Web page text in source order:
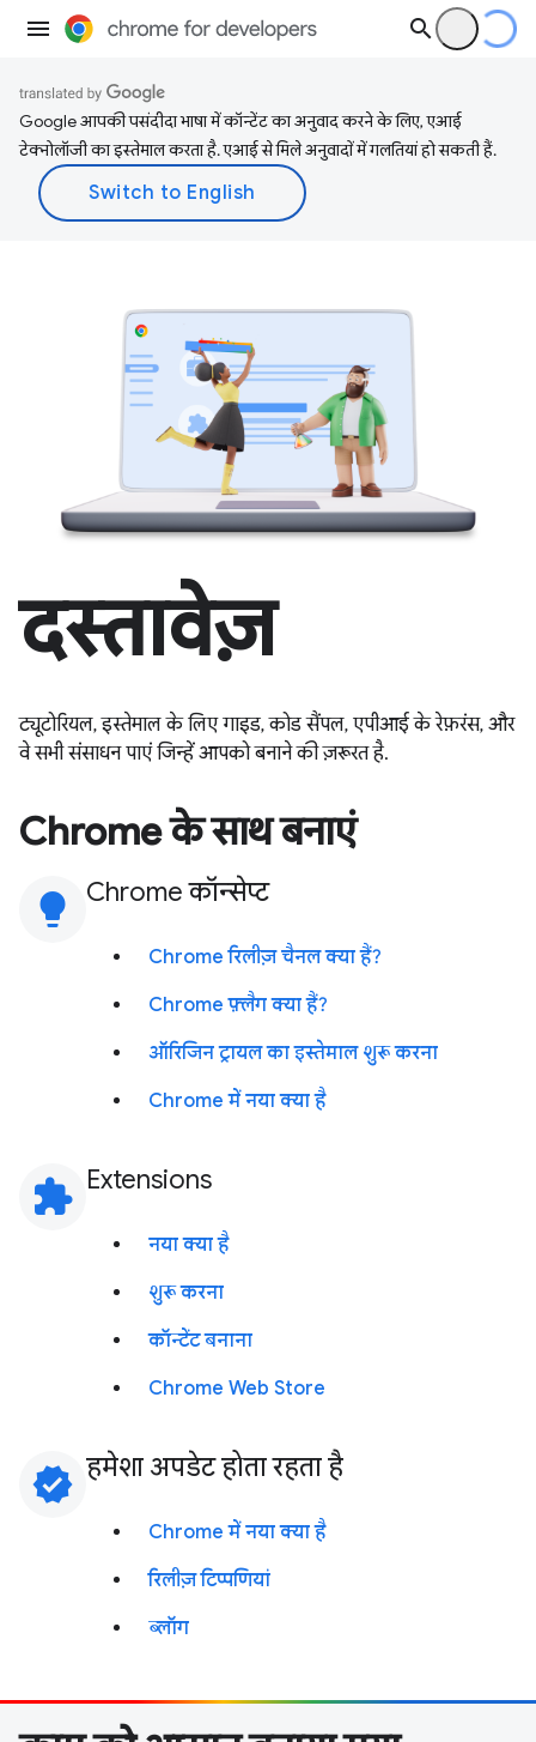
Google आपकी पसंदीदा भाषा में कॉन्टेंट का अनुवाद करने के लिए, एआई
टेक्नोलॉजी का इस्तेमाल करता है. एआई से मिले अनुवादों में गलतियां हो सकती हैं.
दस्तावेज़
ट्यूटोरियल, इस्तेमाल के लिए गाइड, कोड सैंपल, एपीआई के रेफ़रंस, और
वे सभी संसाधन पाएं जिन्हें आपको बनाने की ज़रूरत है.
Chrome के साथ बनाएं
lightbulb Chrome कॉन्सेप्ट
Chrome रिलीज़ चैनल क्या हैं?
Chrome फ़्लैग क्या हैं?
ऑरिजिन ट्रायल का इस्तेमाल शुरू करना
Chrome में नया क्या है
extension Extensions
नया क्या है
शुरू करना
कॉन्टेंट बनाना
Chrome Web Store
verified हमेशा अपडेट होता रहता है
Chrome में नया क्या है
रिलीज़ टिप्पणियां
ब्लॉग